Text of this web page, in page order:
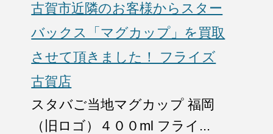
古賀市近隣のお客様からスター
バックス「マグカップ」を買取
させて頂きました！ フライズ
古賀店
スタバご当地マグカップ 福岡
（旧ロゴ）４００ml フライ...